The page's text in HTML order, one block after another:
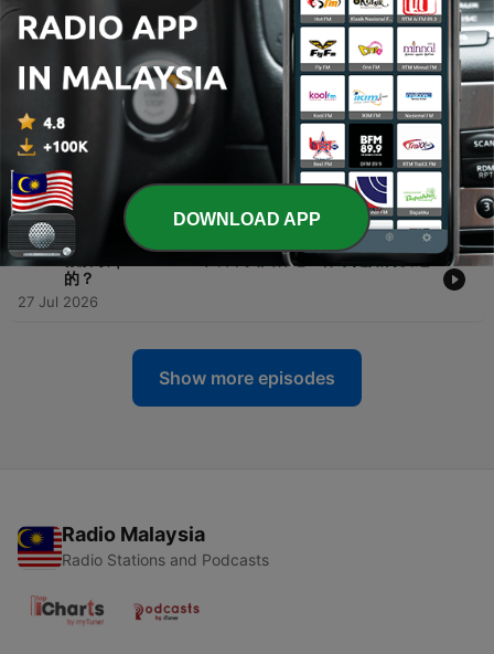
Chinamaxxing的“非美国中心”世代
04 Aug 2026
227
微解读｜两天内5万非法移民涌上岸，西班牙北非飞地
短暂危机背后的历史恩怨与现实算计
03 Aug 2026
226 - 微解读｜硅谷大辩论：美国呼吁封禁中国大模型，黄
仁勋与扎克伯格为何坚决反对？
30 Jul 2026
225 - 微解读｜“Peak 65”来袭，美国养老金体系是如何变迁
的？
27 Jul 2026
Show more episodes
Radio Malaysia
Radio Stations and Podcasts
DOWNLOAD APP